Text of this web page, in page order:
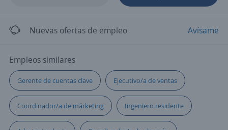
Nuevas ofertas de empleo Avísame
Empleos similares
Gerente de cuentas clave Ejecutivo/a de ventas
Coordinador/a de márketing Ingeniero residente